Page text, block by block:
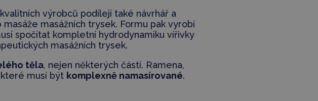
výrobců podílejí také návrhář a
masážních trysek. Formu pak vyrobí
spočítat kompletní hydrodynamiku vířivky
masážních trysek.
těla, nejen některých částí. Ramena,
které musí být komplexně namasírované.